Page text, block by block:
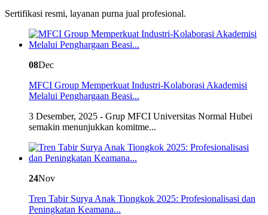
Sertifikasi resmi, layanan purna jual profesional.
08Dec
MFCI Group Memperkuat Industri-Kolaborasi Akademisi
Melalui Penghargaan Beasi...
3 Desember, 2025 - Grup MFCI Universitas Normal Hubei
semakin menunjukkan komitme...
24Nov
Tren Tabir Surya Anak Tiongkok 2025: Profesionalisasi dan
Peningkatan Keamana...